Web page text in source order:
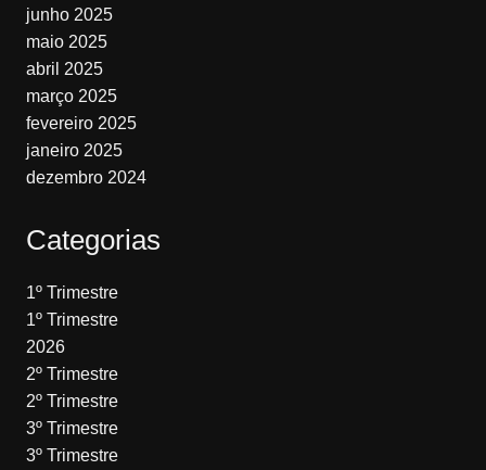
junho 2025
maio 2025
abril 2025
março 2025
fevereiro 2025
janeiro 2025
dezembro 2024
Categorias
1º Trimestre
1º Trimestre
2026
2º Trimestre
2º Trimestre
3º Trimestre
3º Trimestre